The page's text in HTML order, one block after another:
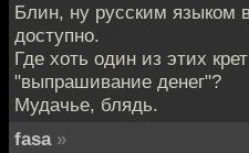
Блин, ну русским языком
доступно.
Где хоть один из этих
"выпрашивание денег"?
Мудачье, блядь.
fasa »